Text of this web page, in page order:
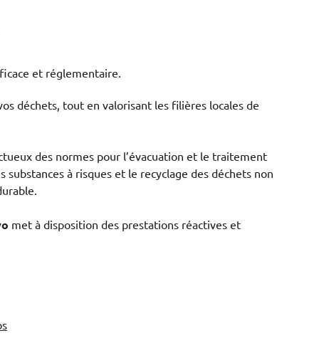
et réglementaire.
déchets, tout en valorisant les filières locales de
des normes pour l’évacuation et le traitement
à risques et le recyclage des déchets non
met à disposition des prestations réactives et